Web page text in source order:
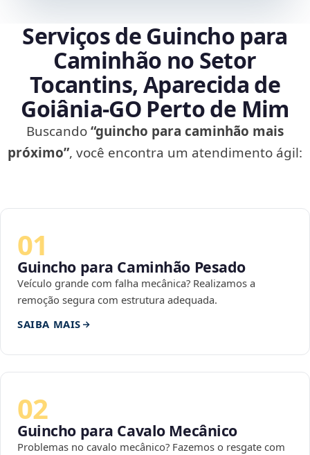
Serviços de Guincho para
Caminhão no Setor
Tocantins, Aparecida de
Goiânia‑GO Perto de Mim
Buscando“guincho para caminhão mais
próximo”, você encontra um atendimento ágil:
01
Guincho para Caminhão Pesado
Veículo grande com falha mecânica? Realizamos a
remoção segura com estrutura adequada.
SAIBA MAIS
02
Guincho para Cavalo Mecânico
Problemas no cavalo mecânico? Fazemos o resgate com